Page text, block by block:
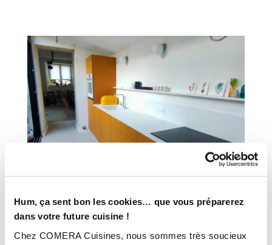
Hum, ça sent bon les cookies… que vous préparerez
dans votre future cuisine !
Chez COMERA Cuisines, nous sommes très soucieux